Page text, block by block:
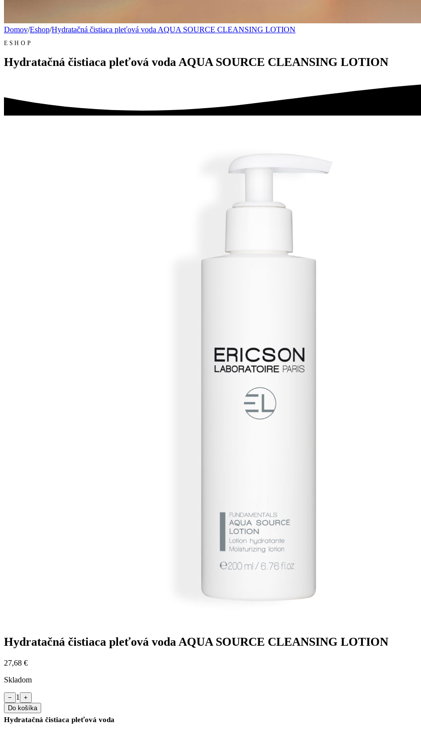
Domov/Eshop/Hydratačná čistiaca pleťová voda AQUA SOURCE CLEANSING LOTION
ESHOP
Hydratačná čistiaca pleťová voda AQUA SOURCE CLEANSING LOTION
Hydratačná čistiaca pleťová voda AQUA SOURCE CLEANSING LOTION
27,68 €
Skladom
− 1
+
Do košíka
Hydratačná čistiaca pleťová voda